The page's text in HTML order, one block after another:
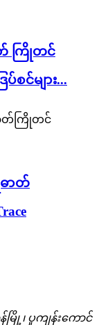
ကြိုတင်
စင်များ...
ဓာတ်
ြို့၊ ပူကျန်းကောင်